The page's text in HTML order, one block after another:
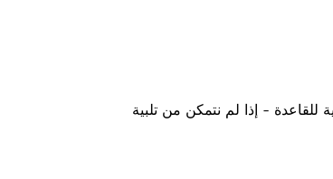
للقاعدة - إذا لم نتمكن من تلبية